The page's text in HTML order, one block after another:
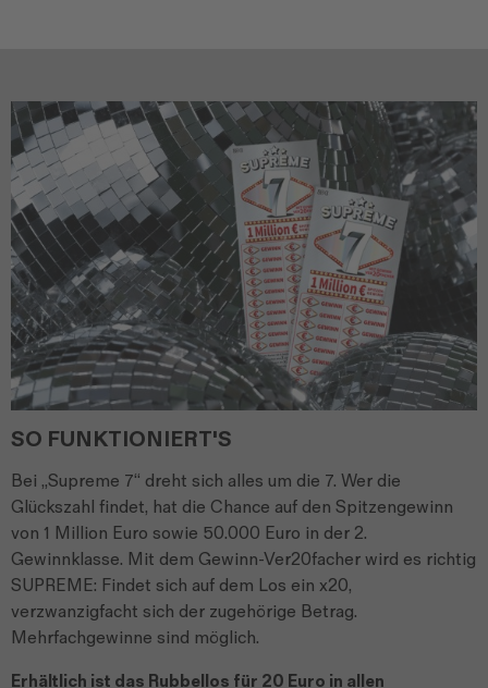
SO FUNKTIONIERT'S
Bei „Supreme 7“ dreht sich alles um die 7. Wer die
Glückszahl findet, hat die Chance auf den Spitzengewinn
von 1 Million Euro sowie 50.000 Euro in der 2.
Gewinnklasse. Mit dem Gewinn-Ver20facher wird es richtig
SUPREME: Findet sich auf dem Los ein x20,
verzwanzigfacht sich der zugehörige Betrag.
Mehrfachgewinne sind möglich.
Erhältlich ist das Rubbellos für 20 Euro in allen